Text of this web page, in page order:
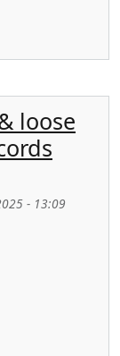
loose
- 13:09